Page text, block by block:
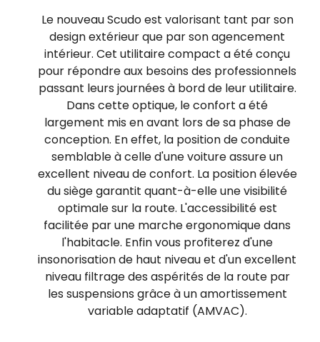
Le nouveau Scudo est valorisant tant par son
design extérieur que par son agencement
intérieur. Cet utilitaire compact a été conçu
pour répondre aux besoins des professionnels
passant leurs journées à bord de leur utilitaire.
Dans cette optique, le confort a été
largement mis en avant lors de sa phase de
conception. En effet, la position de conduite
semblable à celle d'une voiture assure un
excellent niveau de confort. La position élevée
du siège garantit quant-à-elle une visibilité
optimale sur la route. L'accessibilité est
facilitée par une marche ergonomique dans
l'habitacle. Enfin vous profiterez d'une
insonorisation de haut niveau et d'un excellent
niveau filtrage des aspérités de la route par
les suspensions grâce à un amortissement
variable adaptatif (AMVAC).